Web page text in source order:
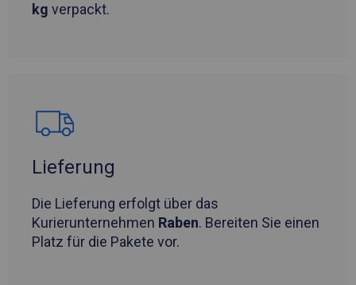
kg verpackt.
Lieferung
Die Lieferung erfolgt über das
Kurierunternehmen Raben. Bereiten Sie einen
Platz für die Pakete vor.